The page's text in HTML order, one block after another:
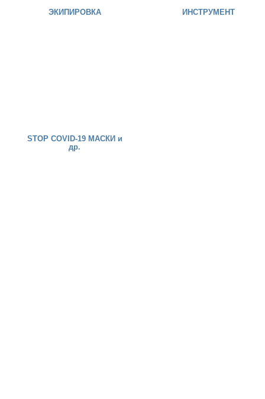
ЭКИПИРОВКА ИНСТРУМЕНТ
STOP COVID-19 МАСКИ и
др.